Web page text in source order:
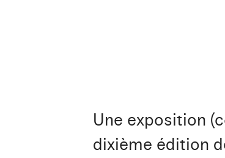
Une exposition
dixième édition